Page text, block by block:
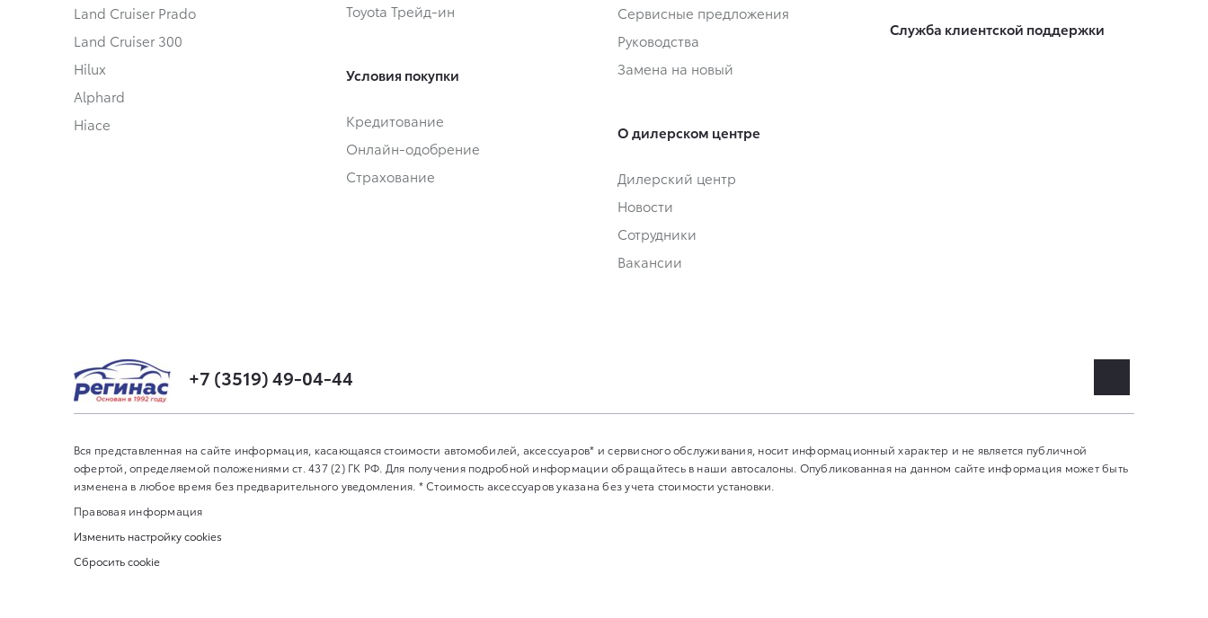
Land Cruiser Prado
Land Cruiser 300
Hilux
Alphard
Hiace
Toyota Трейд-ин
Условия покупки
Кредитование
Онлайн-одобрение
Страхование
Сервисные предложения
Руководства
Замена на новый
О дилерском центре
Дилерский центр
Новости
Сотрудники
Вакансии
Служба клиентской поддержки
+7 (3519) 49-04-44
Вся представленная на сайте информация, касающаяся стоимости автомобилей, аксессуаров* и сервисного обслуживания, носит информационный характер и не является публичной
офертой, определяемой положениями ст. 437 (2) ГК РФ. Для получения подробной информации обращайтесь в наши автосалоны. Опубликованная на данном сайте информация может быть
изменена в любое время без предварительного уведомления. * Стоимость аксессуаров указана без учета стоимости установки.
Правовая информация
Изменить настройку cookies
Сбросить cookie